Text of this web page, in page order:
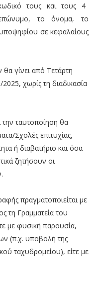
τους και τους 4
το όνομα, το
σε κεφαλαίους
γίνει από Τετάρτη
χωρίς τη διαδικασία
την ταυτοποίηση θα
Σχολές επιτυχίας,
ή διαβατήριο και όσα
ζητήσουν οι
πραγματοποιείται με
τη Γραμματεία του
με φυσική παρουσία,
(π.χ. υποβολή της
ταχυδρομείου), είτε με